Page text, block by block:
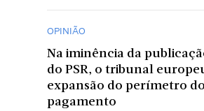
OPINIÃO
Na iminência da
do PSR, o tribunal
expansão do perímetro
pagamento